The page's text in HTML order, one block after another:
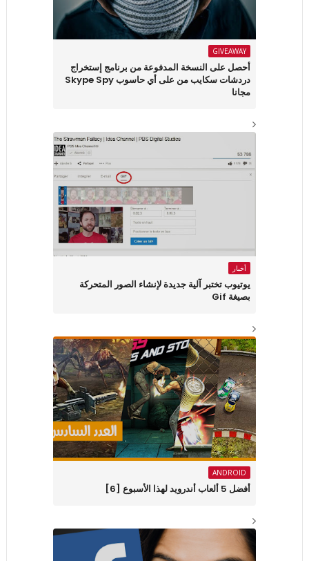
GIVEAWAY
أحصل على النسخة المدفوعة من برنامج إستخراج
دردشات سكايب من على أي حاسوب Skype Spy
مجانا
أخبار
يوتيوب تختبر آلية جديدة لإنشاء الصور المتحركة
بصيغة Gif
ANDROID
أفضل 5 ألعاب أندرويد لهذا الأسبوع [6]